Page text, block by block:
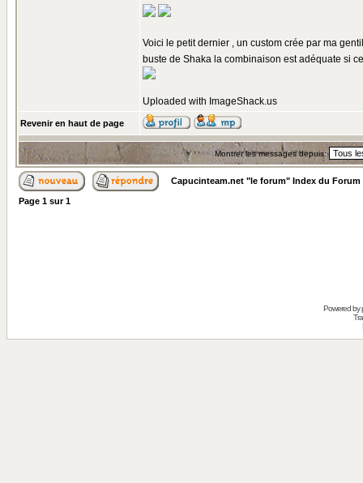
Voici le petit dernier , un custom crée par ma
buste de Shaka la combinaison est adéquate si
Uploaded with ImageShack.us
Revenir en haut de page
Montrer les messages depuis:
Capucinteam.net "le forum" Index du Forum
Page 1 sur1
Powered by